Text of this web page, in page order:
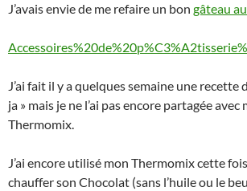
J’avais envie de me refaire un bon gâteau
J’ai fait il y a quelques semaine une recette
ja » mais je ne l’ai pas encore partagée avec
Thermomix.
J’ai encore utilisé mon Thermomix cette
chauffer son Chocolat (sans l’huile ou le